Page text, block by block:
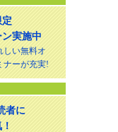
実施中
しい無料オ
ナーが充実!
者に